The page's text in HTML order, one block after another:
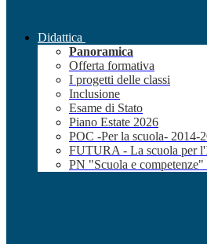
Didattica
Panoramica
Offerta formativa
I progetti delle classi
Inclusione
Esame di Stato
Piano Estate 2026
POC -Per la scuola- 2014-
FUTURA - La scuola per
PN "Scuola e